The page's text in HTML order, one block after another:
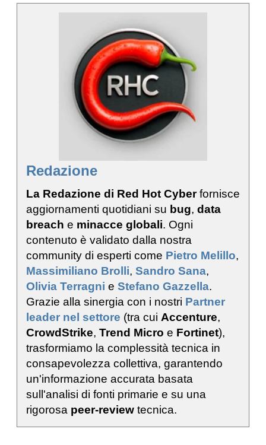
Redazione
La Redazione di Red Hot Cyberfornisce
aggiornamenti quotidiani su bug, data
breach e minacce globali. Ogni
contenuto è validato dalla nostra
community di esperti come Pietro Melillo,
Massimiliano Brolli, Sandro Sana,
Olivia Terragni e Stefano Gazzella.
Grazie alla sinergia con i nostri Partner
leader nel settore (tra cui Accenture,
CrowdStrike, Trend Micro e Fortinet),
trasformiamo la complessità tecnica in
consapevolezza collettiva, garantendo
un'informazione accurata basata
sull'analisi di fonti primarie e su una
rigorosa peer-review tecnica.